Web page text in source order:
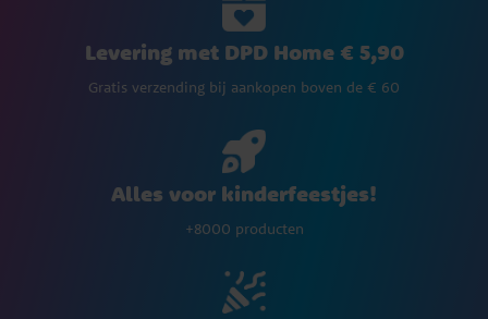
Levering met DPD Home € 5,90
Gratis verzending bij aankopen boven de € 60
Alles voor kinderfeestjes!
+8000 producten